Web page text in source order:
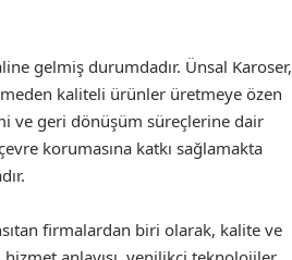
gelmiş durumdadır. Ünsal Karoser,
kaliteli ürünler üretmeye özen
ve geri dönüşüm süreçlerine dair
korumasına katkı sağlamakta
firmalardan biri olarak, kalite ve